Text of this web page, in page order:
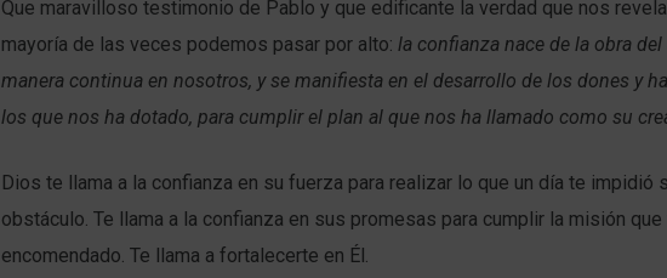
Que maravilloso testimonio de Pablo y que edificante la verdad que nos
mayoría de las veces podemos pasar por alto: la confianza nace de la obra del
manera continua en nosotros, y se manifiesta en el desarrollo de los dones y
los que nos ha dotado, para cumplir el plan al que nos ha llamado como su
Dios te llama a la confianza en su fuerza para realizar lo que un día te impidió
obstáculo. Te llama a la confianza en sus promesas para cumplir la misión que
encomendado. Te llama a fortalecerte en Él.